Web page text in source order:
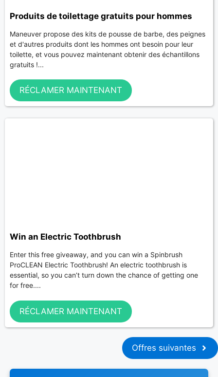
Produits de toilettage gratuits pour hommes
Maneuver propose des kits de pousse de barbe, des peignes
et d'autres produits dont les hommes ont besoin pour leur
toilette, et vous pouvez maintenant obtenir des échantillons
gratuits !...
RÉCLAMER MAINTENANT
Win an Electric Toothbrush
Enter this free giveaway, and you can win a Spinbrush
ProCLEAN Electric Toothbrush! An electric toothbrush is
essential, so you can’t turn down the chance of getting one
for free....
RÉCLAMER MAINTENANT
Offres suivantes